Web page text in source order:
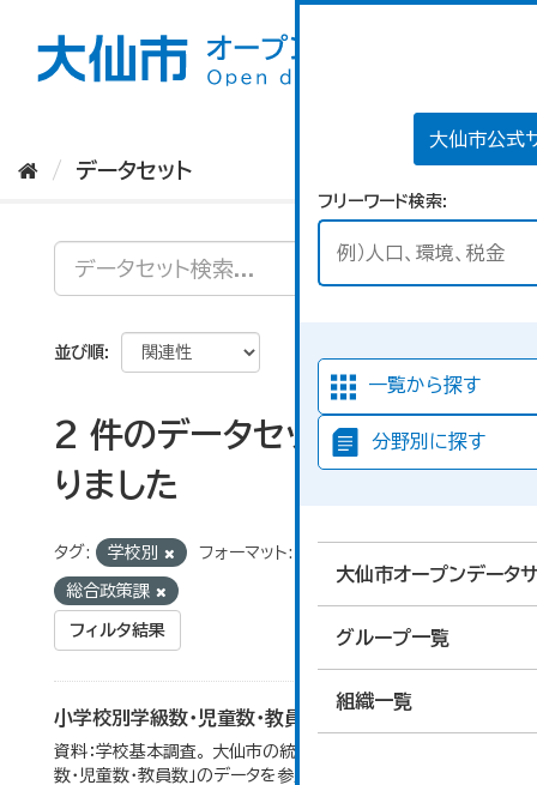
大仙市公式
フリーワード検索
一覧から探す
分野別に探す
大仙市オープンデータ
グループ一覧
組織一覧
データセット
並び順
2 件のデータセットが見つか
りました
タグ: 学校別 フォーマット:
総合政策課
フィルタ結果
小学校別学級数・児童数・教員数
資料：学校基本調査。 大仙市の統計「14-4 小学校別学級
数・児童数・教員数」のデータを参照しています。